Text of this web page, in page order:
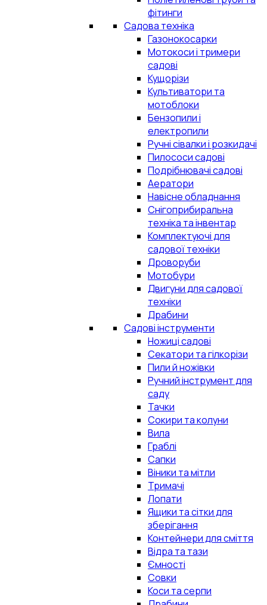
фітинги
Садова техніка
Газонокосарки
Мотокоси і тримери
садові
Кущорізи
Культиватори та
мотоблоки
Бензопили і
електропили
Ручні сівалки і розкидачі
Пилососи садові
Подрібнювачі садові
Аератори
Навісне обладнання
Снігоприбиральна
техніка та інвентар
Комплектуючі для
садової техніки
Дроворуби
Мотобури
Двигуни для садової
техніки
Драбини
Садові інструменти
Ножиці садові
Секатори та гілкорізи
Пили й ножівки
Ручний інструмент для
саду
Тачки
Сокири та колуни
Вила
Граблі
Сапки
Віники та мітли
Тримачі
Лопати
Ящики та сітки для
зберігання
Контейнери для сміття
Відра та тази
Ємності
Совки
Коси та серпи